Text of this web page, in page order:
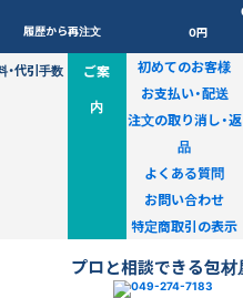
履歴から再注文
0円
・代引手数
ご案
内
初めてのお客様
お支払い・配送
注文の取り消し・返
品
よくある質問
お問い合わせ
特定商取引の表示
プロと相談できる包材